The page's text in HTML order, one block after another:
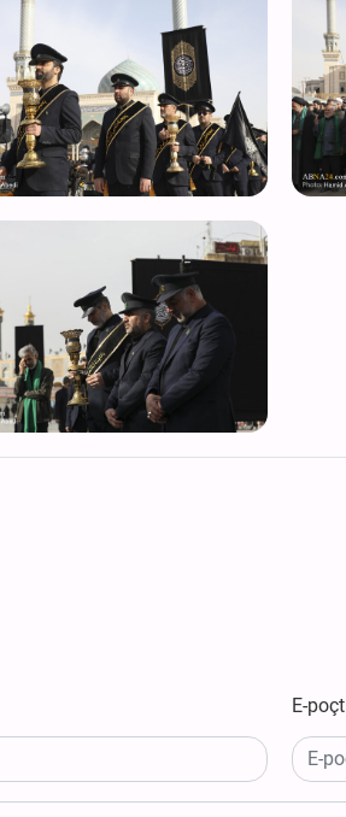
E-poçt